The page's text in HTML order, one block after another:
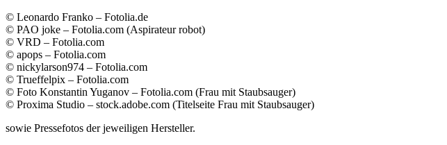
© Leonardo Franko – Fotolia.de
© PAO joke – Fotolia.com (Aspirateur robot)
© VRD – Fotolia.com
© apops – Fotolia.com
© nickylarson974 – Fotolia.com
© Trueffelpix – Fotolia.com
© Foto Konstantin Yuganov – Fotolia.com (Frau mit Staubsauger)
© Proxima Studio – stock.adobe.com (Titelseite Frau mit Staubsauger)
sowie Pressefotos der jeweiligen Hersteller.